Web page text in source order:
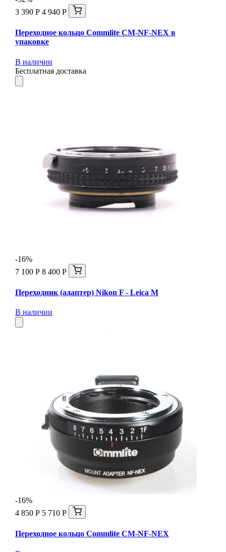
3 390 Р 4 940 Р
Переходное кольцо Commlite CM-NF-NEX в
упаковке
В наличии
Бесплатная доставка
-16%
7 100 Р 8 400 Р
Переходник (адаптер) Nikon F - Leica М
В наличии
-16%
4 850 Р 5 710 Р
Переходное кольцо Commlite CM-NF-NEX